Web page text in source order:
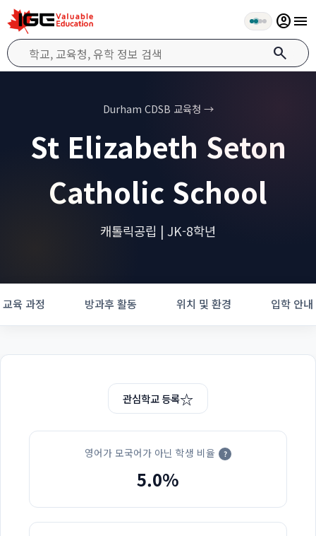
search
account_circlemenu
Durham CDSB 교육청 →
St Elizabeth Seton
Catholic School
캐톨릭공립 | JK-8학년
교육 과정 방과후 활동 위치 및 환경 입학 안내
관심학교 등록☆
영어가 모국어가 아닌 학생 비율 ?
5.0%